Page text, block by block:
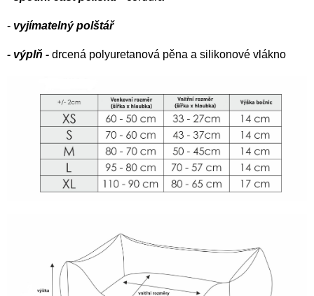
- vyjímatelný polštář
- výplň - drcená polyuretanová pěna a silikonové vlákno